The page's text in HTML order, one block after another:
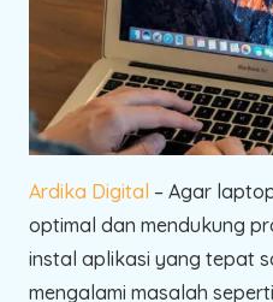
Ardika Digital – Agar
optimal dan mendukung
instal aplikasi yang tepat
mengalami masalah